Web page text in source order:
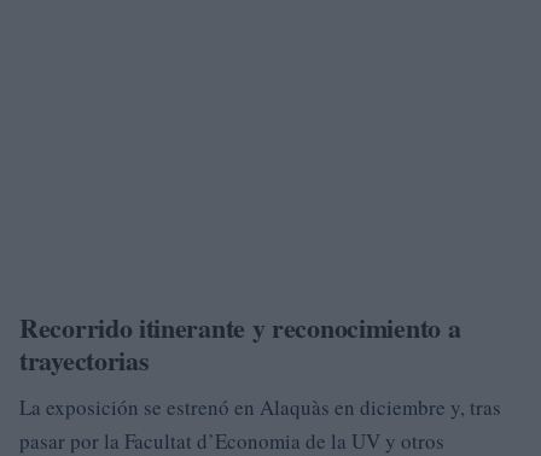
Recorrido itinerante y reconocimiento a
trayectorias
La exposición se estrenó en Alaquàs en diciembre y, tras
pasar por la Facultat d’Economia de la UV y otros